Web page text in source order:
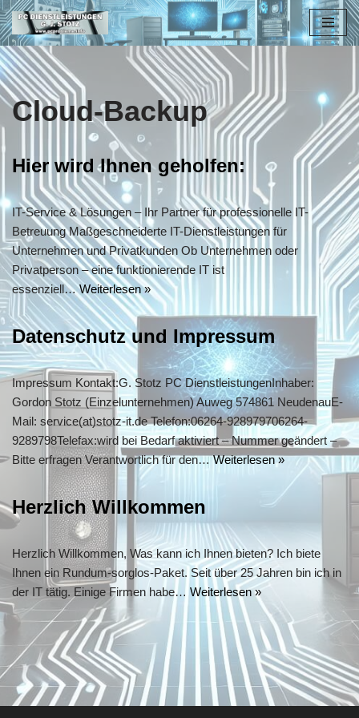
Zum
Inhalt
springen
Cloud-Backup
Hier wird Ihnen geholfen:
IT-Service & Lösungen – Ihr Partner für professionelle IT-
Betreuung Maßgeschneiderte IT-Dienstleistungen für
Unternehmen und Privatkunden Ob Unternehmen oder
Privatperson – eine funktionierende IT ist
essenziell…Weiterlesen »
Datenschutz und Impressum
Impressum Kontakt:G. Stotz PC DienstleistungenInhaber:
Gordon Stotz (Einzelunternehmen) Auweg 574861 NeudenauE-
Mail: service(at)stotz-it.de Telefon:06264-928979706264-
9289798Telefax:wird bei Bedarf aktiviert – Nummer geändert –
Bitte erfragen Verantwortlich für den…Weiterlesen »
Herzlich Willkommen
Herzlich Willkommen, Was kann ich Ihnen bieten? Ich biete
Ihnen ein Rundum-sorglos-Paket. Seit über 25 Jahren bin ich in
der IT tätig. Einige Firmen habe… Weiterlesen »